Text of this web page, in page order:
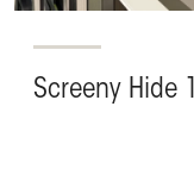
Screeny Hide